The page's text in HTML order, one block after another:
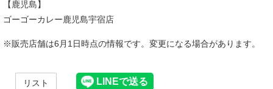
【鹿児島】
ゴーゴーカレー鹿児島宇宿店
※販売店舗は6月1日時点の情報です。変更になる場合があります。
リスト